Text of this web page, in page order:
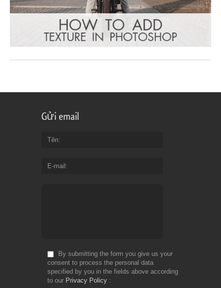
Gửi email
Tên
E-mail
By submitting the form you give us your
consent to process the personal data
specified by you in the fields above according
to our Privacy Policy